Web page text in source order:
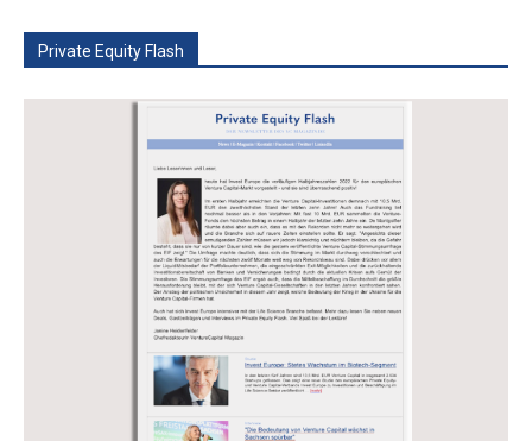
Private Equity Flash